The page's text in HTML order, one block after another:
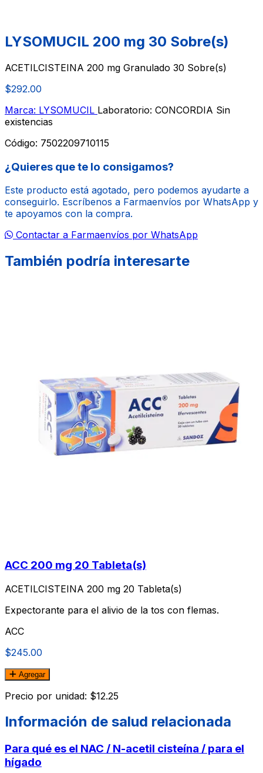
LYSOMUCIL 200 mg 30 Sobre(s)
ACETILCISTEINA 200 mg Granulado 30 Sobre(s)
$292.00
Marca: LYSOMUCIL Laboratorio: CONCORDIA Sin
existencias
Código: 7502209710115
¿Quieres que te lo consigamos?
Este producto está agotado, pero podemos ayudarte a
conseguirlo. Escríbenos a Farmaenvíos por WhatsApp y
te apoyamos con la compra.
Contactar a Farmaenvíos por WhatsApp
También podría interesarte
ACC 200 mg 20 Tableta(s)
ACETILCISTEINA 200 mg 20 Tableta(s)
Expectorante para el alivio de la tos con flemas.
ACC
$245.00
Agregar
Precio por unidad: $12.25
Información de salud relacionada
Para qué es el NAC / N-acetil cisteína / para el
hígado